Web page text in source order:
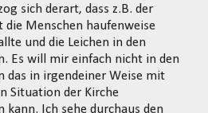
sich derart, dass z.B. der
die Menschen haufenweise
und die Leichen in den
Es will mir einfach nicht in den
das in irgendeiner Weise mit
Situation der Kirche
kann. Ich sehe durchaus den